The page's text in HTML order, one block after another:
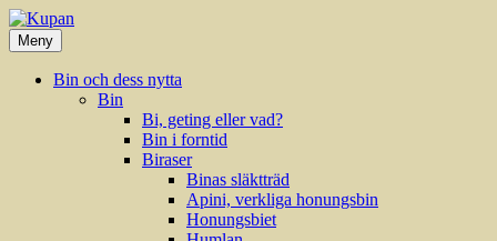
Hoppa
till
innehåll
Meny
Bin och dess nytta
Bin
Bi, geting eller vad?
Bin i forntid
Biraser
Binas släktträd
Apini, verkliga honungsbin
Honungsbiet